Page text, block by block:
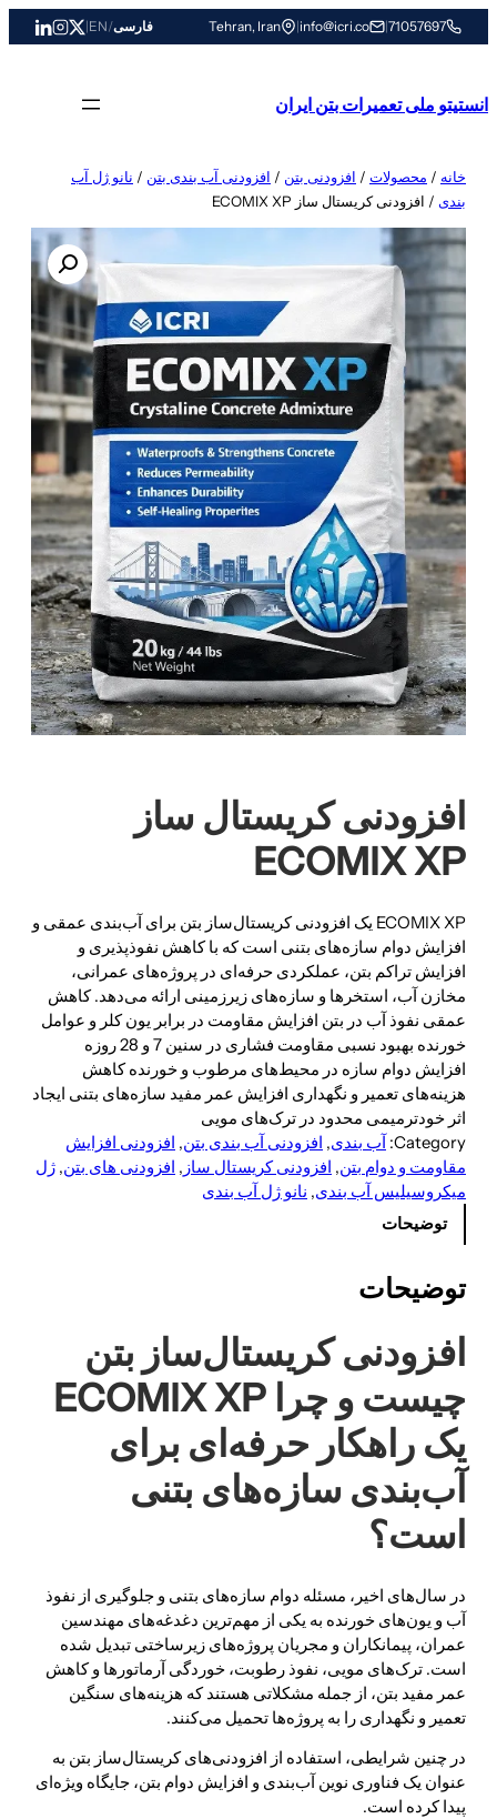
به
71057697
|
info@icri.co
|
Tehran, Iran فارسی/
EN
|
انستیتو ملی تعمیرات بتن ایران
خانه / محصولات / افزودنی بتن / افزودنی آب بندی بتن / نانو ژل آب
بندی / افزودنی کریستال ساز ECOMIX XP
افزودنی کریستال ساز
ECOMIX XP
ECOMIX XP یک افزودنی کریستال‌ساز بتن برای آب‌بندی عمقی و
افزایش دوام سازه‌های بتنی است که با کاهش نفوذپذیری و
افزایش تراکم بتن، عملکردی حرفه‌ای در پروژه‌های عمرانی،
مخازن آب، استخرها و سازه‌های زیرزمینی ارائه می‌دهد. کاهش
عمقی نفوذ آب در بتن افزایش مقاومت در برابر یون کلر و عوامل
خورنده بهبود نسبی مقاومت فشاری در سنین 7 و 28 روزه
افزایش دوام سازه در محیط‌های مرطوب و خورنده کاهش
هزینه‌های تعمیر و نگهداری افزایش عمر مفید سازه‌های بتنی ایجاد
اثر خودترمیمی محدود در ترک‌های مویی
Category: آب بندی, افزودنی آب بندی بتن, افزودنی افزایش
مقاومت و دوام بتن, افزودنی کریستال ساز , افزودنی های بتن, ژل
میکروسیلیس آب بندی, نانو ژل آب بندی
توضیحات
توضیحات
افزودنی کریستال‌ساز بتن
چیست و چرا ECOMIX XP
یک راهکار حرفه‌ای برای
آب‌بندی سازه‌های بتنی
است؟
در سال‌های اخیر، مسئله دوام سازه‌های بتنی و جلوگیری از نفوذ
آب و یون‌های خورنده به یکی از مهم‌ترین دغدغه‌های مهندسین
عمران، پیمانکاران و مجریان پروژه‌های زیرساختی تبدیل شده
است. ترک‌های مویی، نفوذ رطوبت، خوردگی آرماتورها و کاهش
عمر مفید بتن، از جمله مشکلاتی هستند که هزینه‌های سنگین
تعمیر و نگهداری را به پروژه‌ها تحمیل می‌کنند.
در چنین شرایطی، استفاده از افزودنی‌های کریستال‌ساز بتن به
عنوان یک فناوری نوین آب‌بندی و افزایش دوام بتن، جایگاه ویژه‌ای
پیدا کرده است.